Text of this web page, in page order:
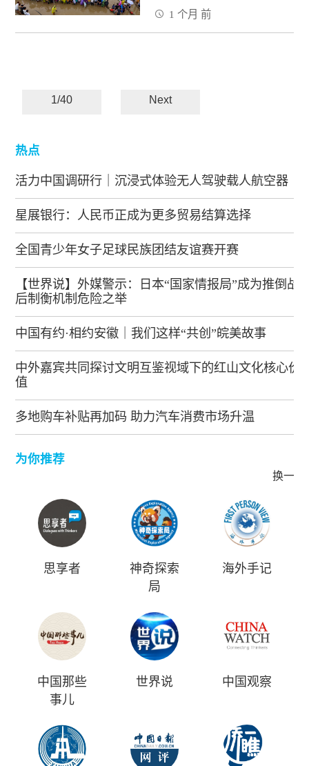
1 个月 前
1/40 Next
热点
活力中国调研行｜沉浸式体验无人驾驶载人航空器
星展银行：人民币正成为更多贸易结算选择
全国青少年女子足球民族团结友谊赛开赛
【世界说】外媒警示：日本“国家情报局”成为推倒战
后制衡机制危险之举
中国有约·相约安徽｜我们这样“共创”皖美故事
中外嘉宾共同探讨文明互鉴视域下的红山文化核心价
值
多地购车补贴再加码 助力汽车消费市场升温
为你推荐
换一批
思享者
神奇探索
局
海外手记
中国那些
事儿
世界说 中国观察